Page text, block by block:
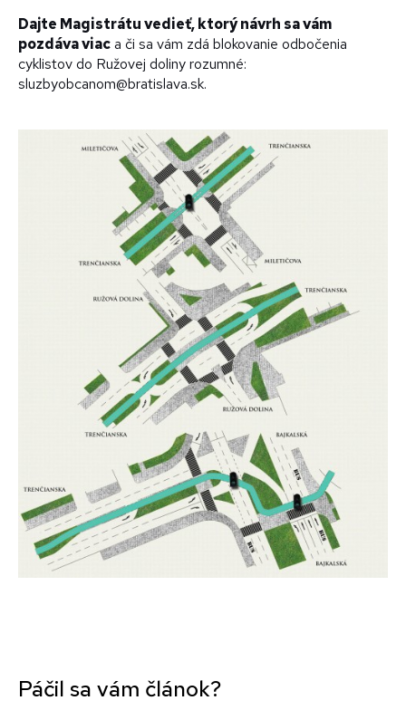
Dajte Magistrátu vedieť, ktorý návrh sa vám
pozdáva viaca či sa vám zdá blokovanie odbočenia
cyklistov do Ružovej doliny rozumné:
sluzbyobcanom@bratislava.sk.